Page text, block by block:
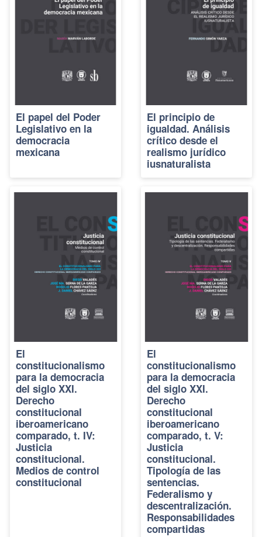
El papel del Poder
Legislativo en la
democracia
mexicana
El principio de
igualdad. Análisis
crítico desde el
realismo jurídico
iusnaturalista
El
constitucionalismo
para la democracia
del siglo XXI.
Derecho
constitucional
iberoamericano
comparado, t. IV:
Justicia
constitucional.
Medios de control
constitucional
El
constitucionalismo
para la democracia
del siglo XXI.
Derecho
constitucional
iberoamericano
comparado, t. V:
Justicia
constitucional.
Tipología de las
sentencias.
Federalismo y
descentralización.
Responsabilidades
compartidas